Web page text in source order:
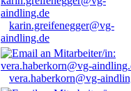
karin.greifenegger@vg-
aindling.de
vera.haberkorn@vg-